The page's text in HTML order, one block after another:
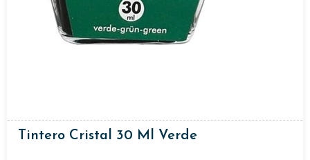
Tintero Cristal 30 Ml Verde